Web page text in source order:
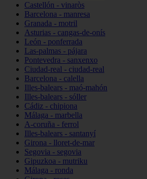
Castellón - vinaròs
Barcelona - manresa
Granada - motril
Asturias - cangas-de-onís
León - ponferrada
Las-palmas - pájara
Pontevedra - sanxenxo
Ciudad-real - ciudad-real
Barcelona - calella
Illes-balears - maó-mahón
Illes-balears - sóller
Cádiz - chipiona
Málaga - marbella
A-coruña - ferrol
Illes-balears - santanyí
Girona - lloret-de-mar
Segovia - segovia
Gipuzkoa - mutriku
Málaga - ronda